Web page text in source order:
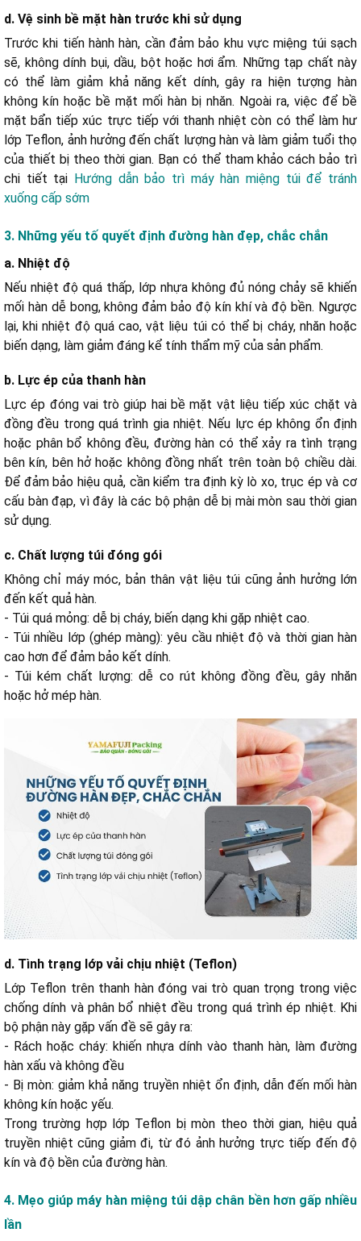
d. Vệ sinh bề mặt hàn trước khi sử dụng
Trước khi tiến hành hàn, cần đảm bảo khu vực miệng túi sạch
sẽ, không dính bụi, dầu, bột hoặc hơi ẩm. Những tạp chất này
có thể làm giảm khả năng kết dính, gây ra hiện tượng hàn
không kín hoặc bề mặt mối hàn bị nhăn. Ngoài ra, việc để bề
mặt bẩn tiếp xúc trực tiếp với thanh nhiệt còn có thể làm hư
lớp Teflon, ảnh hưởng đến chất lượng hàn và làm giảm tuổi thọ
của thiết bị theo thời gian. Bạn có thể tham khảo cách bảo trì
chi tiết tại Hướng dẫn bảo trì máy hàn miệng túi để tránh
xuống cấp sớm
3. Những yếu tố quyết định đường hàn đẹp, chắc chắn
a. Nhiệt độ
Nếu nhiệt độ quá thấp, lớp nhựa không đủ nóng chảy sẽ khiến
mối hàn dễ bong, không đảm bảo độ kín khí và độ bền. Ngược
lại, khi nhiệt độ quá cao, vật liệu túi có thể bị cháy, nhăn hoặc
biến dạng, làm giảm đáng kể tính thẩm mỹ của sản phẩm.
b. Lực ép của thanh hàn
Lực ép đóng vai trò giúp hai bề mặt vật liệu tiếp xúc chặt và
đồng đều trong quá trình gia nhiệt. Nếu lực ép không ổn định
hoặc phân bổ không đều, đường hàn có thể xảy ra tình trạng
bên kín, bên hở hoặc không đồng nhất trên toàn bộ chiều dài.
Để đảm bảo hiệu quả, cần kiểm tra định kỳ lò xo, trục ép và cơ
cấu bàn đạp, vì đây là các bộ phận dễ bị mài mòn sau thời gian
sử dụng.
c. Chất lượng túi đóng gói
Không chỉ máy móc, bản thân vật liệu túi cũng ảnh hưởng lớn
đến kết quả hàn.
- Túi quá mỏng: dễ bị cháy, biến dạng khi gặp nhiệt cao.
- Túi nhiều lớp (ghép màng): yêu cầu nhiệt độ và thời gian hàn
cao hơn để đảm bảo kết dính.
- Túi kém chất lượng: dễ co rút không đồng đều, gây nhăn
hoặc hở mép hàn.
d. Tình trạng lớp vải chịu nhiệt (Teflon)
Lớp Teflon trên thanh hàn đóng vai trò quan trọng trong việc
chống dính và phân bổ nhiệt đều trong quá trình ép nhiệt. Khi
bộ phận này gặp vấn đề sẽ gây ra:
- Rách hoặc cháy: khiến nhựa dính vào thanh hàn, làm đường
hàn xấu và không đều
- Bị mòn: giảm khả năng truyền nhiệt ổn định, dẫn đến mối hàn
không kín hoặc yếu.
Trong trường hợp lớp Teflon bị mòn theo thời gian, hiệu quả
truyền nhiệt cũng giảm đi, từ đó ảnh hưởng trực tiếp đến độ
kín và độ bền của đường hàn.
4. Mẹo giúp máy hàn miệng túi dập chân bền hơn gấp nhiều
lần